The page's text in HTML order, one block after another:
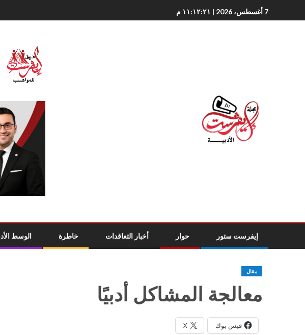
7 أغسطس، 2026 | ١١:١٢:٢٢ م
إيفرست ستور حوار أخبار التعاقدات خاطرة الوسط
مقال
معالجة المشاكل أدبيًا
فيس بوك X